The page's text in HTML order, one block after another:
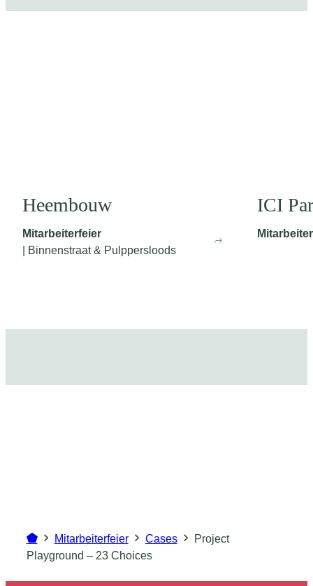
Heembouw
Mitarbeiterfeier
| Binnenstraat & Pulppersloods
ICI
Mitarbeiterfeier Cases
Project
Playground – 23 Choices